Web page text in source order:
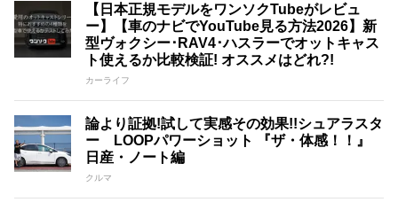
【日本正規モデルをワンソクTubeがレビュ
ー】【車のナビでYouTube見る方法2026】新
型ヴォクシー･RAV4･ハスラーでオットキャス
ト使えるか比較検証! オススメはどれ?!
カーライフ
論より証拠!試して実感その効果!!シュアラスタ
ー LOOPパワーショット 『ザ・体感！！』
日産・ノート編
クルマ